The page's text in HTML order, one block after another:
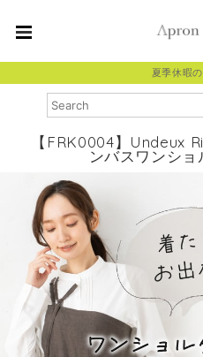
夏季休暇
【FRK0004】Undeux
ンバスワンシ